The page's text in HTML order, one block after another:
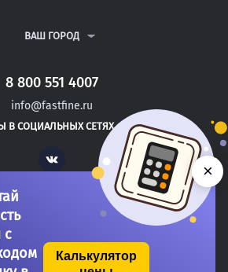
КОНФИДЕНЦИАЛЬНОСТИ
КОНТАКТЫ
ВАШ ГОРОД
САНКТ-ПЕТЕРБУРГ
УДОМЛЯ
ВОЛГОДОНСК
8 800 551 4007
info@fastfine.ru
В СОЦИАЛЬНЫХ СЕТЯХ
Vk
с
Калькулятор
×